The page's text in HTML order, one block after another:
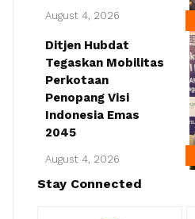
August 4, 2026
Ditjen Hubdat
Tegaskan Mobilitas
Perkotaan
Penopang Visi
Indonesia Emas
2045
August 4, 2026
Stay Connected